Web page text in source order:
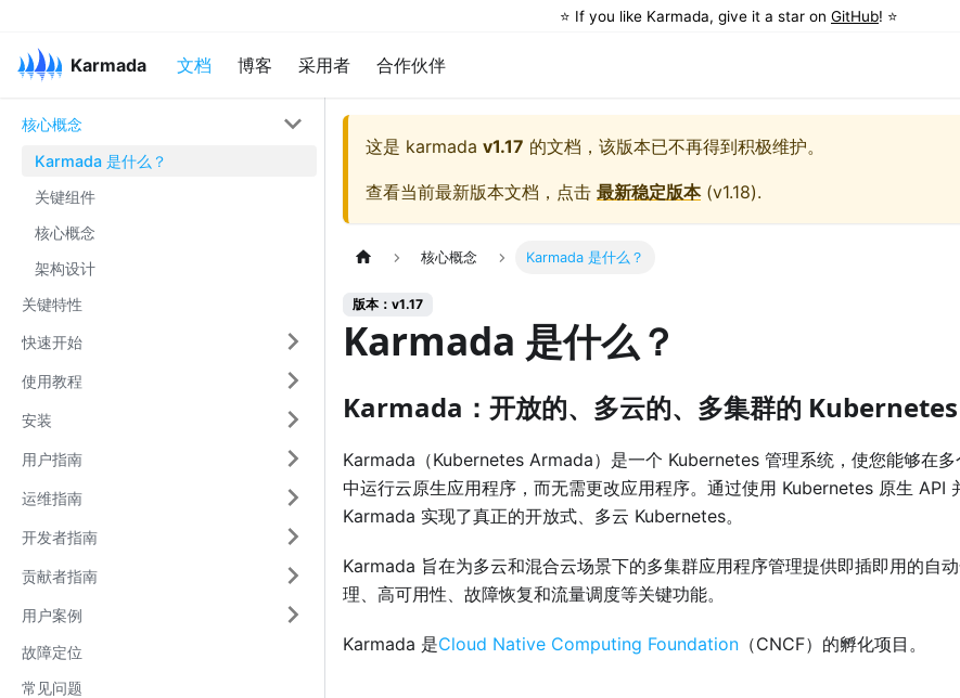
⭐️ If you like Karmada, give it a star on GitHub! ⭐️
Karmada 文档 博客 采用者 合作伙伴
核心概念
Karmada 是什么？
关键组件
核心概念
架构设计
关键特性
快速开始
使用教程
安装
用户指南
运维指南
开发者指南
贡献者指南
用户案例
故障定位
常见问题
这是 karmada v1.17 的文档，该版本已不再得到积极维护。
查看当前最新版本文档，点击 最新稳定版本(v1.18).
核心概念 Karmada 是什么？
版本：v1.17
Karmada 是什么？
Karmada：开放的、多云的、多集群的
Karmada（Kubernetes Armada）是一个 Kubernetes 管理系统，使您能够在
中运行云原生应用程序，而无需更改应用程序。通过使用 Kubernetes 原生 API
Karmada 实现了真正的开放式、多云 Kubernetes。
Karmada 旨在为多云和混合云场景下的多集群应用程序管理提供即插即用的自
理、高可用性、故障恢复和流量调度等关键功能。
Karmada 是Cloud Native Computing Foundation （CNCF）的孵化项目。